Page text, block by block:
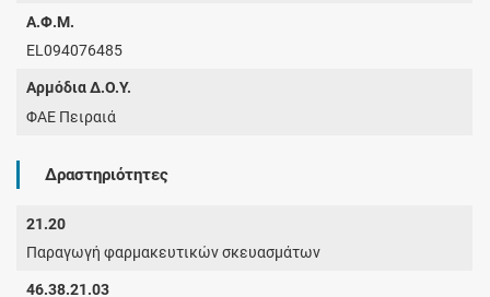
Α.Φ.Μ.
EL094076485
Αρμόδια Δ.Ο.Υ.
ΦΑΕ Πειραιά
Δραστηριότητες
21.20
Παραγωγή φαρμακευτικών σκευασμάτων
46.38.21.03